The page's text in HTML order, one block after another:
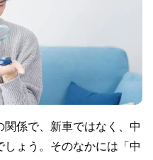
係で、新車ではなく、中
ょう。そのなかには「中